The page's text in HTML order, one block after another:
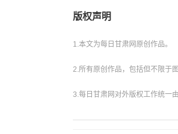
版权声明
1.本文为每日甘肃网原创作品。
2.所有原创作品，包括但不限于
3.每日甘肃网对外版权工作统一